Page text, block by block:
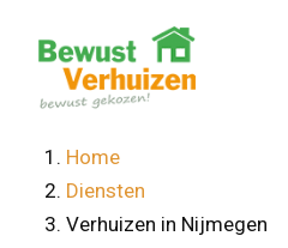
content
Home
Diensten
Verhuizen in Nijmegen